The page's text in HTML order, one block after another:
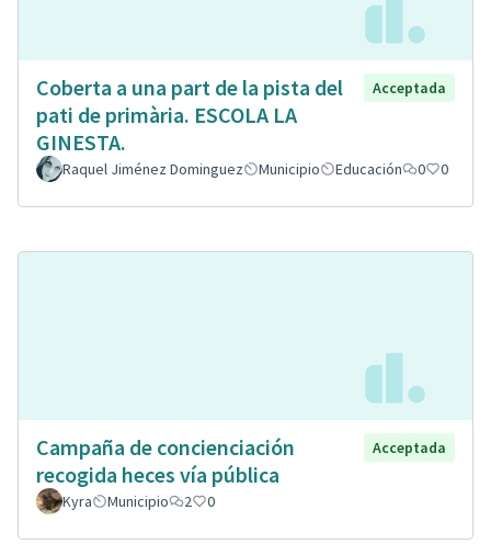
Coberta a una part de la pista del
pati de primària. ESCOLA LA
GINESTA.
Acceptada
Raquel Jiménez Dominguez Municipio Educación 0 0
Campaña de concienciación
recogida heces vía pública
Acceptada
Kyra Municipio 2 0